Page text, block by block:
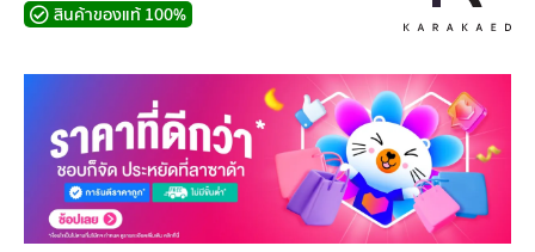
สินค้าของแท้ 100%